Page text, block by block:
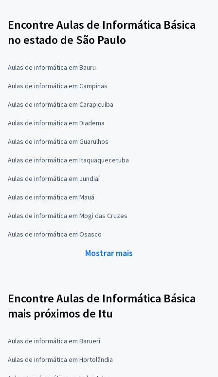
Encontre Aulas de Informática Básica
no estado de São Paulo
Aulas de informática em Bauru
Aulas de informática em Campinas
Aulas de informática em Carapicuíba
Aulas de informática em Diadema
Aulas de informática em Guarulhos
Aulas de informática em Itaquaquecetuba
Aulas de informática em Jundiaí
Aulas de informática em Mauá
Aulas de informática em Mogi das Cruzes
Aulas de informática em Osasco
Mostrar mais
Encontre Aulas de Informática Básica
mais próximos de Itu
Aulas de informática em Barueri
Aulas de informática em Hortolândia